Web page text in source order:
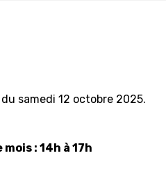
samedi 12 octobre 2025.
: 14h à 17h